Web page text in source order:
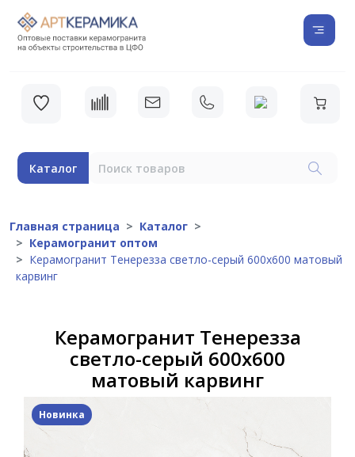
Каталог
Главная страница
Каталог
Керамогранит оптом
Керамогранит Тенерезза светло-серый 600x600 матовый
карвинг
Керамогранит Тенерезза
светло-серый 600x600
матовый карвинг
Новинка